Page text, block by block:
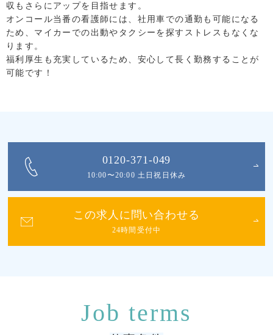
収もさらにアップを目指せます。
オンコール当番の看護師には、社用車での通勤も可能になる
ため、マイカーでの出動やタクシーを探すストレスもなくな
ります。
福利厚生も充実しているため、安心して長く勤務することが
可能です！
0120-371-049
10:00〜20:00 土日祝日休み
この求人に問い合わせる
24時間受付中